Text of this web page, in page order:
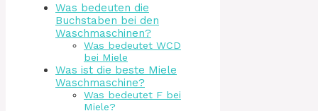
Was bedeuten die
Buchstaben bei den
Waschmaschinen?
Was bedeutet WCD
bei Miele
Was ist die beste Miele
Waschmaschine?
Was bedeutet F bei
Miele?